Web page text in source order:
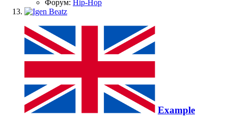
Форум: Hip-Hop
Example